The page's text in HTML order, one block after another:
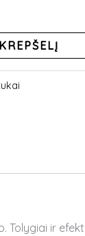
Tolygiai ir